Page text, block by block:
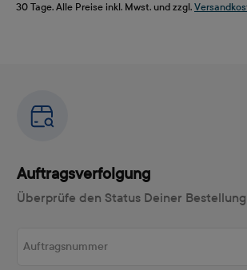
30 Tage. Alle Preise inkl. Mwst. und zzgl.
Auftragsverfolgung
Überprüfe den Status Deiner Bestellung